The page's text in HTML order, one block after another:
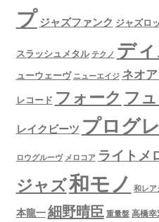
プ ジャズファンク ジャズロ
スラッシュメタル テクノ デ
ューウェーヴ ニューエイジ ネオ
レコード フォーク フ
レイクビーツ プログレ
ロウグルーヴ メロコア ライトメ
ジャズ和モノ 和レア
本龍一細野晴臣 重量盤 高橋幸